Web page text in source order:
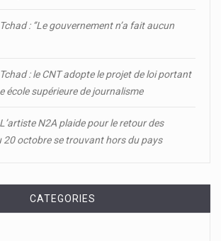
Tchad : ‘’Le gouvernement n’a fait aucun
Tchad : le CNT adopte le projet de loi portant
école supérieure de journalisme
L’artiste N2A plaide pour le retour des
octobre se trouvant hors du pays
CATEGORIES